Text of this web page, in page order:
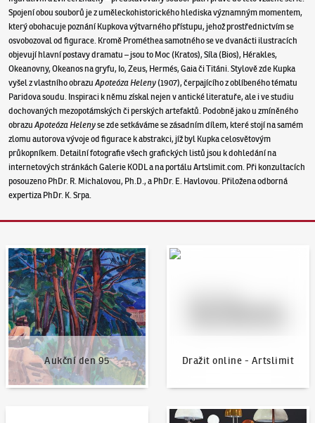
Spojení obou souborů je z uměleckohistorického hlediska významným momentem,
který obohacuje poznání Kupkova výtvarného přístupu, jehož prostřednictvím se
osvobozoval od figurace. Kromě Prométhea samotného se ve dvanácti ilustracích
objevují hlavní postavy dramatu – jsou to Moc (Kratos), Síla (Bios), Hérakles,
Okeanovny, Okeanos na gryfu, Io, Zeus, Hermés, Gaia či Titáni. Stylově zde Kupka
vyšel z vlastního obrazuApoteóza Heleny (1907), čerpajícího z oblíbeného tématu
Paridova soudu. Inspiraci k němu získal nejen v antické literatuře, ale i ve studiu
dochovaných mezopotámských či perských artefaktů. Podobně jako u zmíněného
obrazuApoteóza Helenyse zde setkáváme se zásadním dílem, které stojí na samém
zlomu autorova vývoje od figurace k abstrakci, jíž byl Kupka celosvětovým
průkopníkem. Detailní fotografie všech grafických listů jsou k dohledání na
internetových stránkách Galerie KODL a na portálu Artslimit.com. Při konzultacích
posouzeno PhDr. R. Michalovou, Ph.D., a PhDr. E. Havlovou. Přiložena odborná
expertiza PhDr. K. Srpa.
Aukční den 95
Aukční den 95
Dražit online - Artslimit
Dražit online - Artslimit
Aktuality